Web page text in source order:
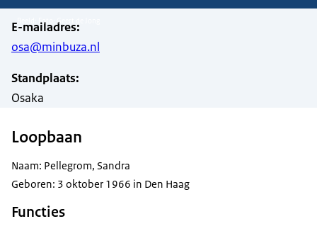
Beeld: Foto: Geert de Jong
E-mailadres:
osa@minbuza.nl
Standplaats:
Osaka
Loopbaan
Naam: Pellegrom, Sandra
Geboren: 3 oktober 1966 in Den Haag
Functies